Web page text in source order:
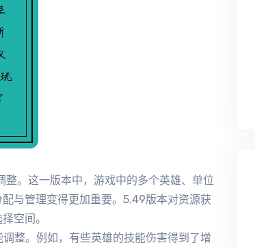
。这一版本中，游戏中的多个英雄、单位
与管理变得更加重要。5.49版本对资源获
空间。
整。例如，有些英雄的技能伤害得到了增